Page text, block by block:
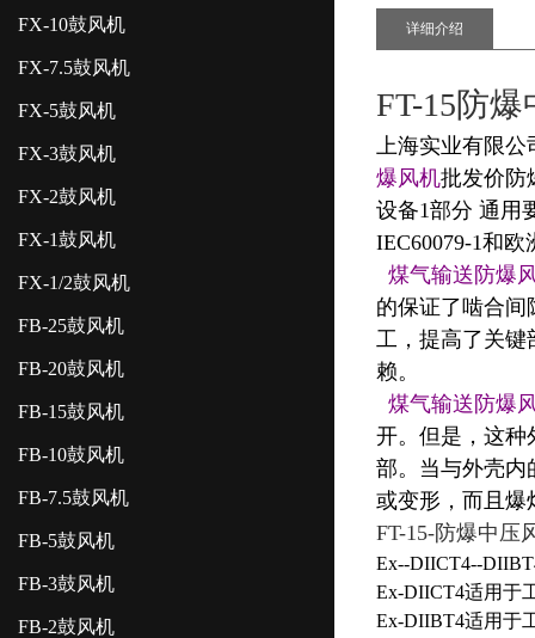
FX-10鼓风机
FX-7.5鼓风机
FX-5鼓风机
FX-3鼓风机
FX-2鼓风机
FX-1鼓风机
FX-1/2鼓风机
FB-25鼓风机
FB-20鼓风机
FB-15鼓风机
FB-10鼓风机
FB-7.5鼓风机
FB-5鼓风机
FB-3鼓风机
FB-2鼓风机
详细介绍
FT-15防
上海实业有限公
爆风机批发价防
设备1部分 通用
IEC60079-1和欧
煤气输送防爆
的保证了啮合间
工，提高了关键
赖。
煤气输送防爆
开。但是，这种
部。当与外壳内
或变形，而且爆
FT-15-防爆中压
Ex--DIICT4--
Ex-DIICT4适用于
Ex-DIIBT4适用于